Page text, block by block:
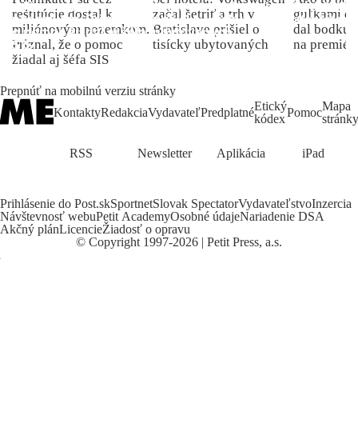
reštitúcie dostal k
miliónovým pozemkom.
Priznal, že o pomoc
žiadal aj šéfa SIS
začal šetriť a trh v
Bratislave prišiel o
tisícky ubytovaných
guľkami
dal bodku
na
Prepnúť na mobilnú verziu stránky
KontaktyRedakciaVydavateľPredplatnéEtický
kódexPomocMapa
stránky
RSS Newsletter Aplikácia iPad
Prihlásenie do Post.skSportnetSlovak SpectatorVydavateľstvoInzercia
Návštevnosť webuPetit AcademyOsobné údajeNariadenie DSA
Akčný plánLicencieŽiadosť o opravu
© Copyright 1997-2026 | Petit Press, a.s.